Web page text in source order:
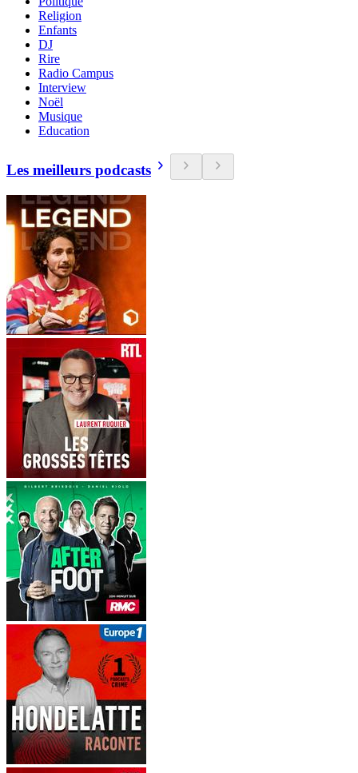
Religion
Enfants
DJ
Rire
Radio Campus
Interview
Noël
Musique
Education
Les meilleurs podcasts